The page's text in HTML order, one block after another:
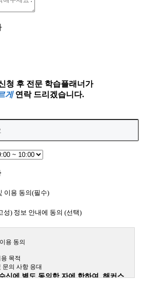
청 후 전문 학습플래너가
게연락 드리겠습니다.
이용 동의(필수)
성) 정보 안내에 동의 (선택)
용 동의
목적
문의 사항 응대
신에 별도 동의한 자에 한하여 해커스